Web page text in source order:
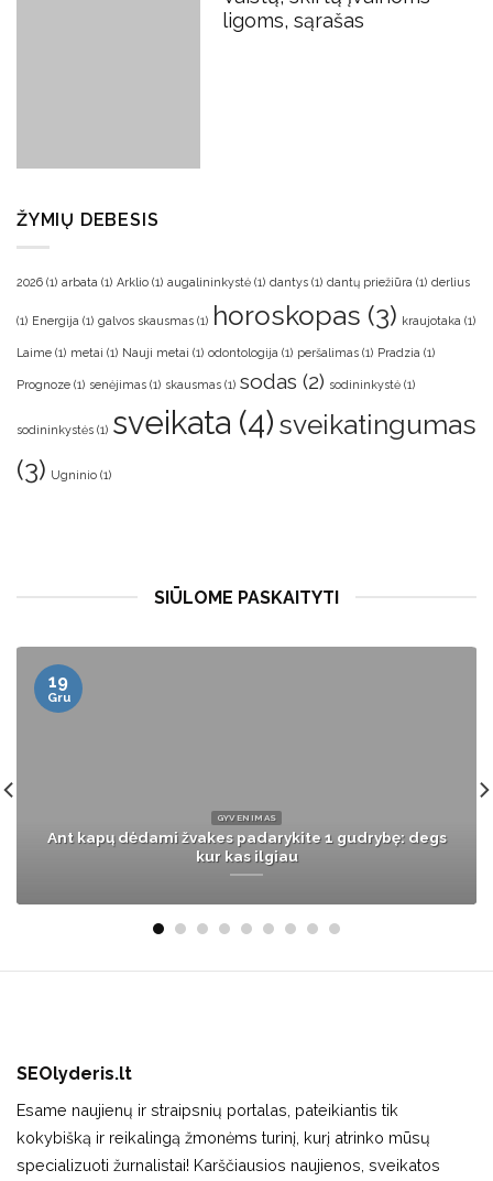
ligoms, sąrašas
ŽYMIŲ DEBESIS
2026 (1) arbata (1) Arklio (1) augalininkystė (1) dantys (1) dantų priežiūra (1) derlius
(1) Energija (1) galvos skausmas (1) horoskopas (3) kraujotaka (1)
Laime (1) metai (1) Nauji metai (1) odontologija (1) peršalimas (1) Pradzia (1)
Prognoze (1) senėjimas (1) skausmas (1) sodas (2) sodininkystė (1)
sodininkystės (1) sveikata (4) sveikatingumas
(3) Ugninio (1)
SIŪLOME PASKAITYTI
VERSLAS
2023-ieji „Regitroje“: pasiekta 30 mln. eurų apyvarta,
suteiktas rekordinis skaičius paslaugų
12
Vas
SEOlyderis.lt
Esame naujienų ir straipsnių portalas, pateikiantis tik
kokybišką ir reikalingą žmonėms turinį, kurį atrinko mūsų
specializuoti žurnalistai! Karščiausios naujienos, sveikatos